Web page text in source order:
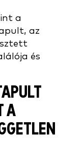
a
az
és
A